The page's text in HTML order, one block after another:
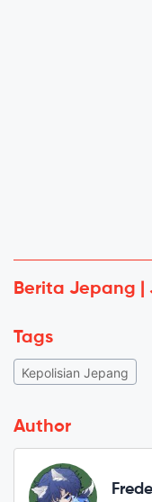
Berita Jepang
Tags
Kepolisian Jepang
Author